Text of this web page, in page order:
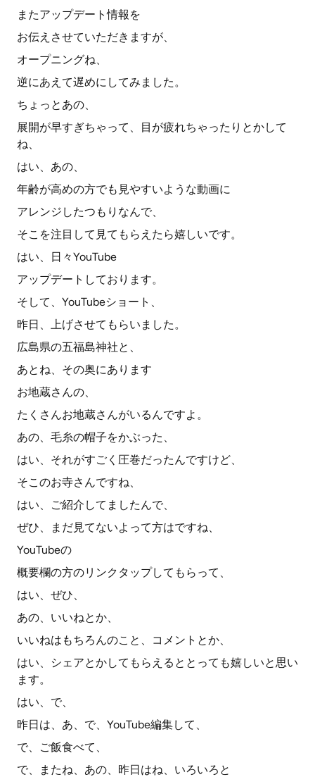
またアップデート情報を
お伝えさせていただきますが、
オープニングね、
逆にあえて遅めにしてみました。
ちょっとあの、
展開が早すぎちゃって、目が疲れちゃったりとかして
ね、
はい、あの、
年齢が高めの方でも見やすいような動画に
アレンジしたつもりなんで、
そこを注目して見てもらえたら嬉しいです。
はい、日々YouTube
アップデートしております。
そして、YouTubeショート、
昨日、上げさせてもらいました。
広島県の五福島神社と、
あとね、その奥にあります
お地蔵さんの、
たくさんお地蔵さんがいるんですよ。
あの、毛糸の帽子をかぶった、
はい、それがすごく圧巻だったんですけど、
そこのお寺さんですね、
はい、ご紹介してましたんで、
ぜひ、まだ見てないよって方はですね、
YouTubeの
概要欄の方のリンクタップしてもらって、
はい、ぜひ、
あの、いいねとか、
いいねはもちろんのこと、コメントとか、
はい、シェアとかしてもらえるととっても嬉しいと思い
ます。
はい、で、
昨日は、あ、で、YouTube編集して、
で、ご飯食べて、
で、またね、あの、昨日はね、いろいろと